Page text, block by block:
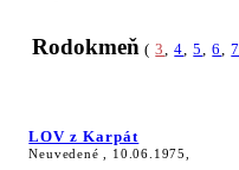
Rodokmeň (3,4,5,6,7
LOV z Karpát
Neuvedené , 10.06.1975,